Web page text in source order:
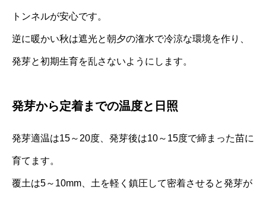
トンネルが安心です。
逆に暖かい秋は遮光と朝夕の潅水で冷涼な環境を作り、
発芽と初期生育を乱さないようにします。
発芽から定着までの温度と日照
発芽適温は15～20度、発芽後は10～15度で締まった苗に
育てます。
覆土は5～10mm、土を軽く鎮圧して密着させると発芽が